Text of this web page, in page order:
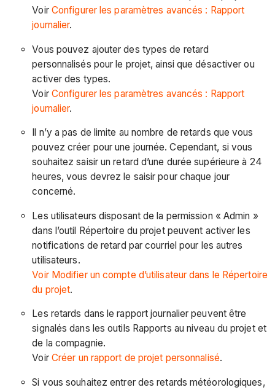
Voir Configurer les paramètres avancés : Rapport
journalier.
Vous pouvez ajouter des types de retard
personnalisés pour le projet, ainsi que désactiver ou
activer des types.
Voir Configurer les paramètres avancés : Rapport
journalier.
Il n’y a pas de limite au nombre de retards que vous
pouvez créer pour une journée. Cependant, si vous
souhaitez saisir un retard d’une durée supérieure à 24
heures, vous devrez le saisir pour chaque jour
concerné.
Les utilisateurs disposant de la permission « Admin »
dans l’outil Répertoire du projet peuvent activer les
notifications de retard par courriel pour les autres
utilisateurs.
Voir Modifier un compte d’utilisateur dans le Répertoire
du projet.
Les retards dans le rapport journalier peuvent être
signalés dans les outils Rapports au niveau du projet et
de la compagnie.
Voir Créer un rapport de projet personnalisé.
Si vous souhaitez entrer des retards météorologiques,